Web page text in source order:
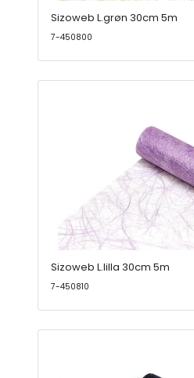
Sizoweb L.grøn 30cm 5m
7-450800
Sizoweb L.lilla 30cm 5m
7-450810